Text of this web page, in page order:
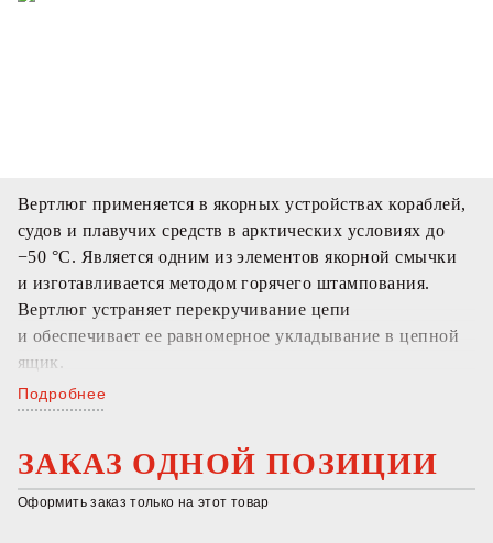
Вертлюг применяется в якорных устройствах кораблей,
судов и плавучих средств в арктических условиях до
−50 °С. Является одним из элементов якорной смычки
и изготавливается методом горячего штампования.
Вертлюг устраняет перекручивание цепи
и обеспечивает ее равномерное укладывание в цепной
ящик.
Подробнее
ЗАКАЗ ОДНОЙ ПОЗИЦИИ
Оформить заказ только на этот товар